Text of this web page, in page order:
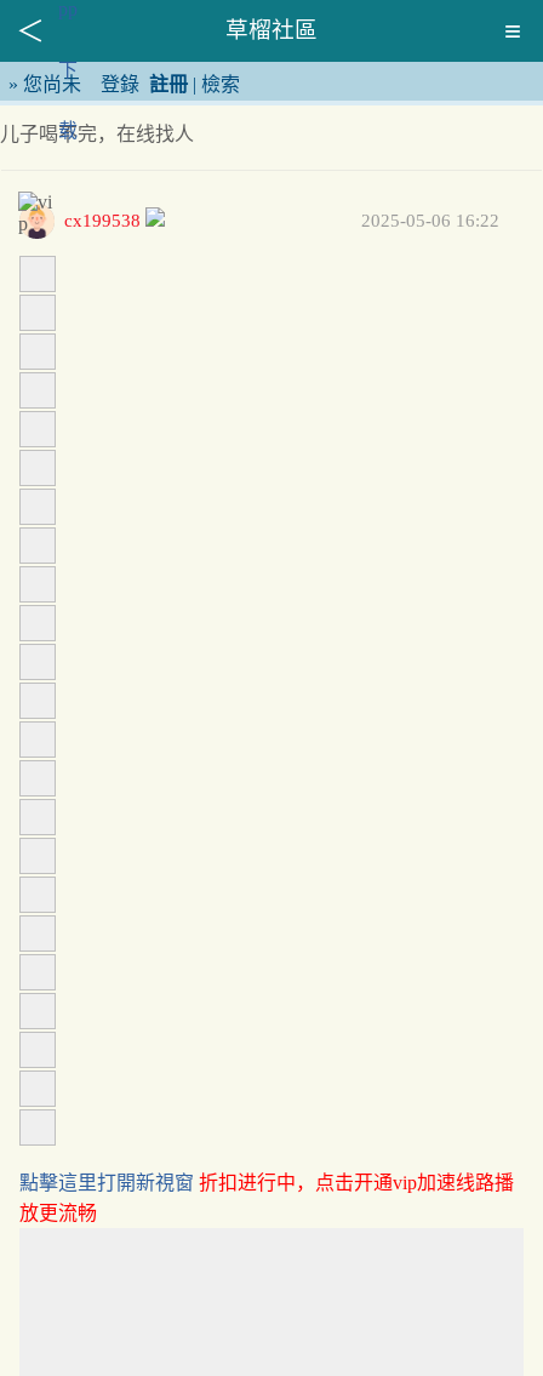
草榴社區
» 您尚未 登錄 註冊 | 檢索
儿子喝不完，在线找人
cx199538 2025-05-06 16:22
點擊這里打開新視窗 折扣进行中，点击开通vip加速线路播
放更流畅